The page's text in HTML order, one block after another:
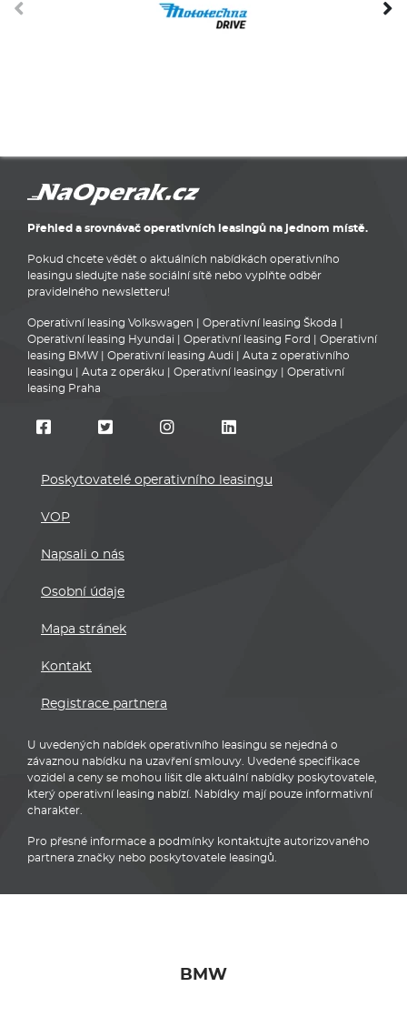
Přehled a srovnávač operativních leasingů na jednom místě.
Pokud chcete vědět o aktuálních nabídkách operativního
leasingu sledujte naše sociální sítě nebo vyplňte odběr
pravidelného newsletteru!
Operativní leasing Volkswagen Operativní leasing Škoda
Operativní leasing Hyundai
Operativní leasing Ford
Operativní
leasing BMW
Operativní leasing Audi
Auta z operativního
leasingu
Auta z operáku Operativní leasingy
Operativní
leasing Praha
Poskytovatelé operativního leasingu
VOP
Napsali o nás
Osobní údaje
Mapa stránek
Kontakt
Registrace partnera
U uvedených nabídek operativního leasingu se nejedná o
závaznou nabídku na uzavření smlouvy. Uvedené specifikace
vozidel a ceny se mohou lišit dle aktuální nabídky poskytovatele,
který operativní leasing nabízí. Nabídky mají pouze informativní
charakter.
Pro přesné informace a podmínky kontaktujte autorizovaného
partnera značky nebo poskytovatele leasingů.
BMW